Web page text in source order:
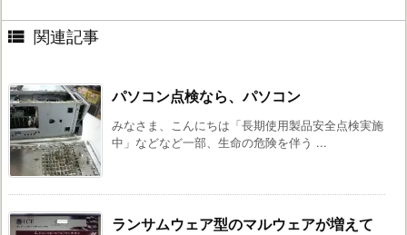
 関連記事
パソコン点検なら、パソコン
みなさま、こんにちは「長期使用製品安全点検実施
中」などなど一部、生命の危険を伴う ...
ランサムウェア型のマルウェアが増えて